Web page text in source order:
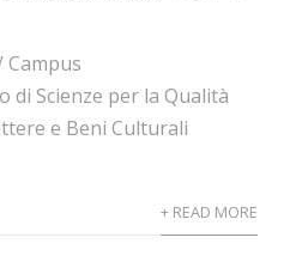
di Scienze per la Qualità
e Beni Culturali
+ READ MORE